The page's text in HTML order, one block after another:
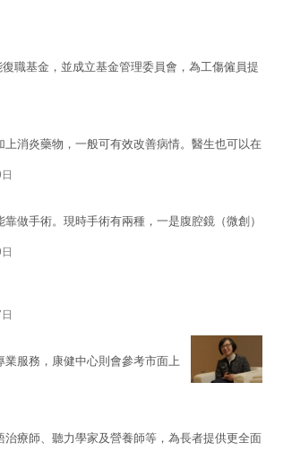
職基金，並成立基金管理委員會，為工傷僱員提
上消炎藥物，一般可有效改善病情。醫生也可以在
做手術。現時手術有兩種，一是腹腔鏡（微創）
業服務，康健中心則會參考市面上
治療師、聽力學家及營養師等，為長者提供更全面